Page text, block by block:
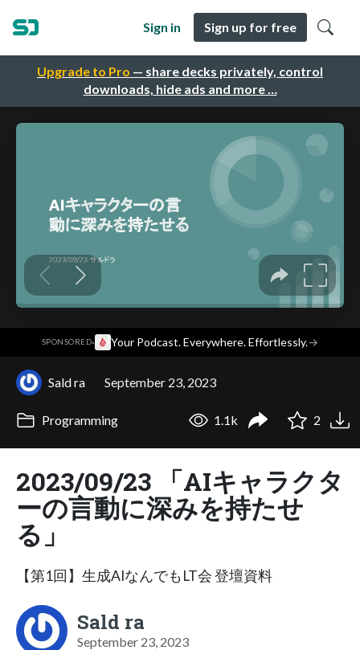
Upgrade to Pro — share decks privately, control
downloads, hide ads and more …
Sign in Sign up for free
SPONSORED· Your Podcast. Everywhere. Effortlessly.→
Sald ra September 23, 2023
Programming 1.1k 2
2023/09/23 「AIキャラクタ
ーの言動に深みを持たせ
る」
【第1回】生成AIなんでもLT会 登壇資料
Sald ra
September 23, 2023